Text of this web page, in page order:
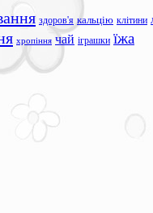
здоров'я кальцію клітини
хропіння чай іграшки їжа